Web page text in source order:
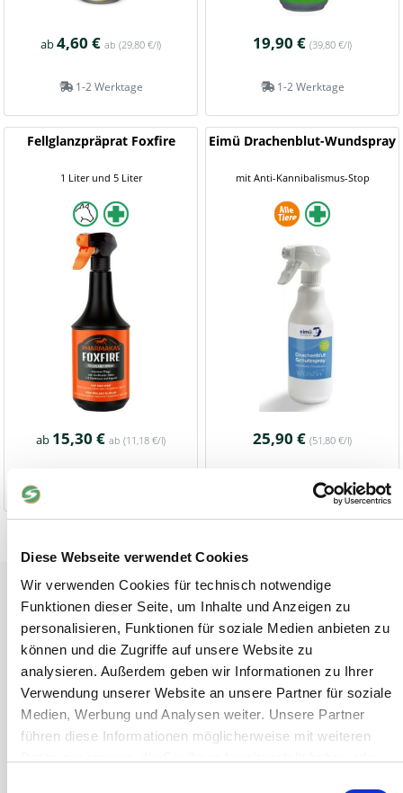
Diese Webseite verwendet Cookies
Wir verwenden Cookies für technisch notwendige
Funktionen dieser Seite, um Inhalte und Anzeigen zu
personalisieren, Funktionen für soziale Medien anbieten zu
können und die Zugriffe auf unsere Website zu
analysieren. Außerdem geben wir Informationen zu Ihrer
Verwendung unserer Website an unsere Partner für soziale
Medien, Werbung und Analysen weiter. Unsere Partner
führen diese Informationen möglicherweise mit weiteren
ab4,60 € ab (29,80 €/l)
1-2 Werktage
19,90 € (39,80 €/l)
1-2 Werktage
Fellglanzpräprat Foxfire
1 Liter und 5 Liter
ab 15,30 € ab (11,18 €/l)
Eimü Drachenblut-Wundspray
mit Anti-Kannibalismus-Stop
25,90 € (51,80 €/l)
1-2 Werktage
Tiere
Weideunterstand groß
Wasserversorgung für Weidetiere
Euronetz
Zubereitung Melasseschnitzel für Pferde
Hobby-Farming
Grundlagen der Hühnerhaltung
Tiere Landwirtschaft
Desinfektionsmittel